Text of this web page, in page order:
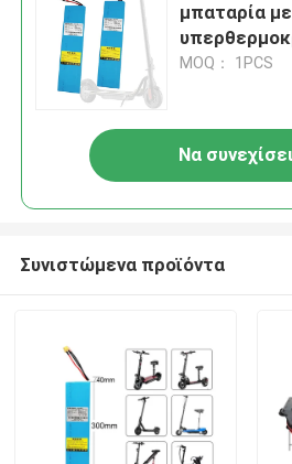
μπαταρία με
MOQ： 1PCS
Να συνεχίσει
Συνιστώμενα προϊόντα